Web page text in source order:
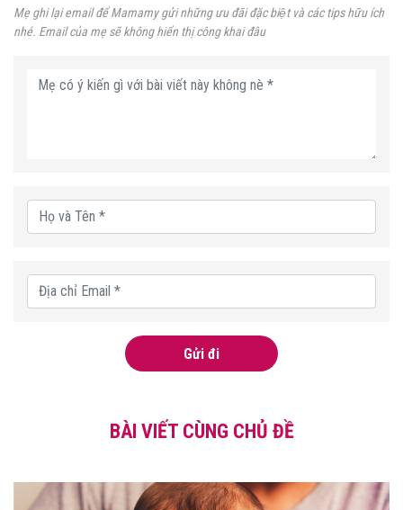
Mẹ ghi lại email để Mamamy gửi những ưu đãi đặc biệt và các tips hữu ích
nhé. Email của mẹ sẽ không hiển thị công khai đâu
Gửi đi
BÀI VIẾT CÙNG CHỦ ĐỀ